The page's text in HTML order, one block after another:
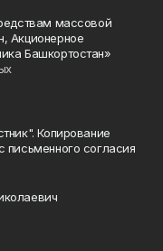
массовой
Акционерное
Башкортостан»
Копирование
письменного согласия